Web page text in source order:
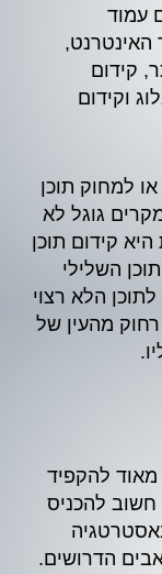
עמוד
האינטרנט,
קידום
וקידום
למחוק תוכן
גוגל לא
קידום תוכן
השלילי
הלא רצוי
מהעין של
מאוד להקפיד
חשוב להכניס
הדרושים.